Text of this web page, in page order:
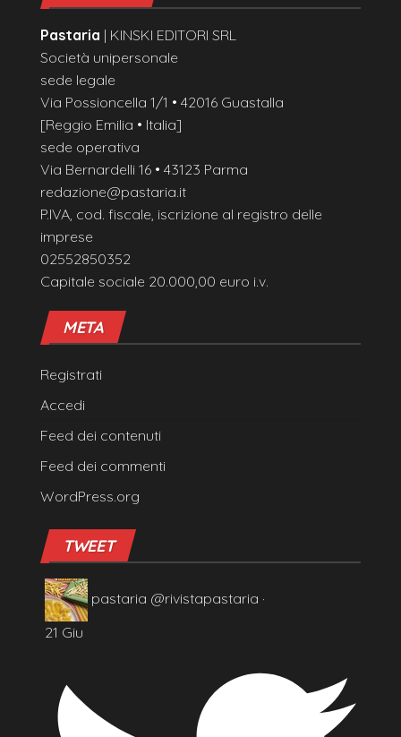
CONTATTI
| KINSKI EDITORI SRL
Società unipersonale
sede legale
[Reggio Emilia • Italia]
sede operativa
Via Bernardelli 16 • 43123 Parma
P.IVA, cod. fiscale, iscrizione al registro delle
imprese
02552850352
META
Feed dei commenti
WordPress.org
TWEET
@rivistapastaria ·
21 Giu